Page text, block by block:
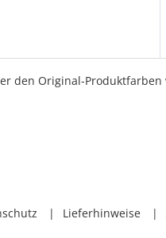
den Original-
Lieferhinweise